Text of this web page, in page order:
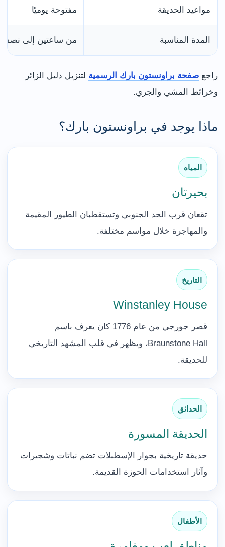
مواعيد الحديقة مفتوحة يوميًا
المدة المناسبة من ساعتين إلى نصف
راجع صفحة براونستون بارك الرسمية لتنزيل دليل الزائر
وخرائط المشي والجري.
ماذا يوجد في براونستون بارك؟
المياه
بحيرتان
تقعان قرب الحد الجنوبي وتستقطبان الطيور المقيمة
والمهاجرة خلال مواسم مختلفة.
التاريخ
Winstanley House
قصر جورجي من عام 1776 كان يعرف باسم
Braunstone Hall، ويظهر في قلب المشهد التاريخي
للحديقة.
الحدائق
الحديقة المسورة
حديقة تاريخية بجوار الإسطبلات تضم نباتات وشجيرات
وآثار استخدامات الحوزة القديمة.
الأطفال